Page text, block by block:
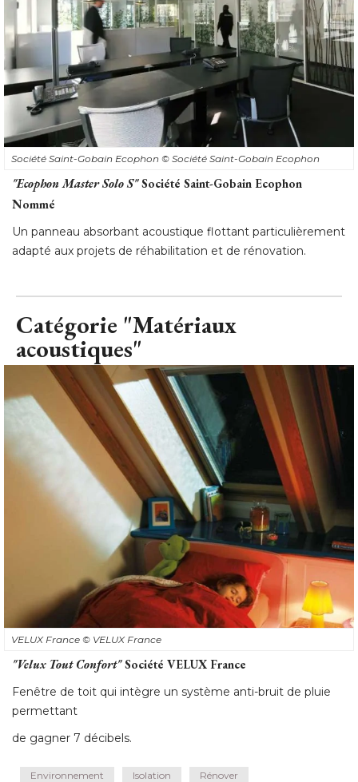
Société Saint-Gobain Ecophon © Société Saint-Gobain Ecophon
"Ecophon Master Solo S"Société Saint-Gobain Ecophon
Nommé
Un panneau absorbant acoustique flottant particulièrement
adapté aux projets de réhabilitation et de rénovation.
Catégorie "Matériaux
acoustiques"
VELUX France © VELUX France
"Velux Tout Confort"Société VELUX France
Fenêtre de toit qui intègre un système anti-bruit de pluie
permettant
de gagner 7 décibels.
Environnement Isolation Rénover